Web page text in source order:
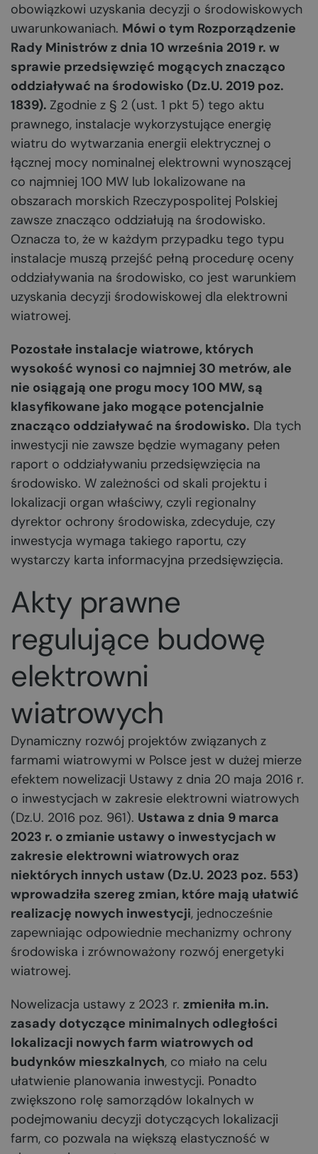
obowiązkowi uzyskania decyzji o środowiskowych
uwarunkowaniach. Mówi o tym Rozporządzenie
Rady Ministrów z dnia 10 września 2019 r. w
sprawie przedsięwzięć mogących znacząco
oddziaływać na środowisko (Dz.U. 2019 poz.
1839). Zgodnie z § 2 (ust. 1 pkt 5) tego aktu
prawnego, instalacje wykorzystujące energię
wiatru do wytwarzania energii elektrycznej o
łącznej mocy nominalnej elektrowni wynoszącej
co najmniej 100 MW lub lokalizowane na
obszarach morskich Rzeczypospolitej Polskiej
zawsze znacząco oddziałują na środowisko.
Oznacza to, że w każdym przypadku tego typu
instalacje muszą przejść pełną procedurę oceny
oddziaływania na środowisko, co jest warunkiem
uzyskania decyzji środowiskowej dla elektrowni
wiatrowej.
Pozostałe instalacje wiatrowe, których
wysokość wynosi co najmniej 30 metrów, ale
nie osiągają one progu mocy 100 MW, są
klasyfikowane jako mogące potencjalnie
znacząco oddziaływać na środowisko. Dla tych
inwestycji nie zawsze będzie wymagany pełen
raport o oddziaływaniu przedsięwzięcia na
środowisko. W zależności od skali projektu i
lokalizacji organ właściwy, czyli regionalny
dyrektor ochrony środowiska, zdecyduje, czy
inwestycja wymaga takiego raportu, czy
wystarczy karta informacyjna przedsięwzięcia.
Akty prawne
regulujące budowę
elektrowni
wiatrowych
Dynamiczny rozwój projektów związanych z
farmami wiatrowymi w Polsce jest w dużej mierze
efektem nowelizacji Ustawy z dnia 20 maja 2016 r.
o inwestycjach w zakresie elektrowni wiatrowych
(Dz.U. 2016 poz. 961). Ustawa z dnia 9 marca
2023 r. o zmianie ustawy o inwestycjach w
zakresie elektrowni wiatrowych oraz
niektórych innych ustaw (Dz.U. 2023 poz. 553)
wprowadziła szereg zmian, które mają ułatwić
realizację nowych inwestycji, jednocześnie
zapewniając odpowiednie mechanizmy ochrony
środowiska i zrównoważony rozwój energetyki
wiatrowej.
Nowelizacja ustawy z 2023 r. zmieniła m.in.
zasady dotyczące minimalnych odległości
lokalizacji nowych farm wiatrowych od
budynków mieszkalnych, co miało na celu
ułatwienie planowania inwestycji. Ponadto
zwiększono rolę samorządów lokalnych w
podejmowaniu decyzji dotyczących lokalizacji
farm, co pozwala na większą elastyczność w